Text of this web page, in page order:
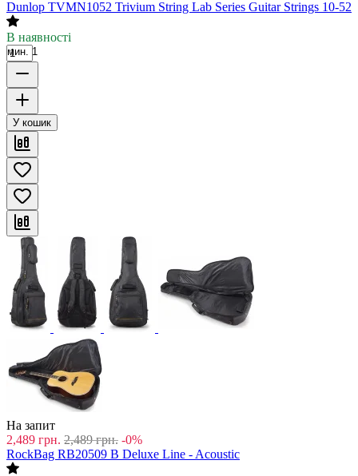
Dunlop TVMN1052 Trivium String Lab Series Guitar Strings 10-52
В наявності
мин. 1
У кошик
На запит
2,489 грн. 2,489 грн. -0%
RockBag RB20509 B Deluxe Line - Acoustic